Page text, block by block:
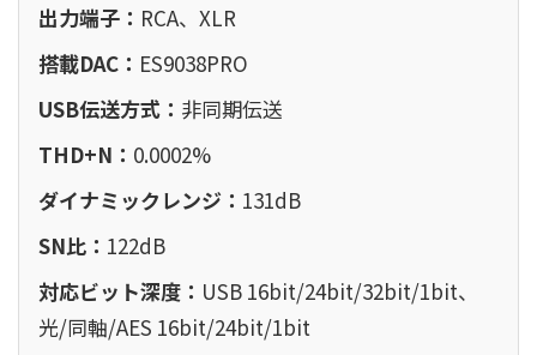
出力端子： RCA、XLR
搭載DAC： ES9038PRO
USB伝送方式： 非同期伝送
THD+N： 0.0002%
ダイナミックレンジ： 131dB
SN比： 122dB
対応ビット深度： USB 16bit/24bit/32bit/1bit、
光/同軸/AES 16bit/24bit/1bit